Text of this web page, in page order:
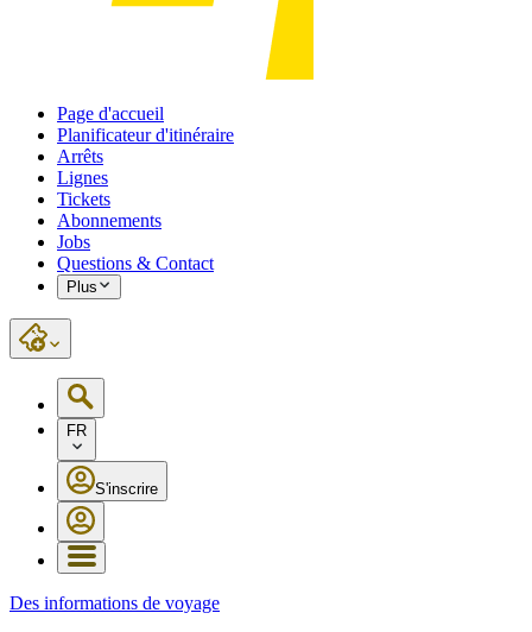
Page d'accueil
Planificateur d'itinéraire
Arrêts
Lignes
Tickets
Abonnements
Jobs
Questions & Contact
Plus
FR
S'inscrire
Des informations de voyage